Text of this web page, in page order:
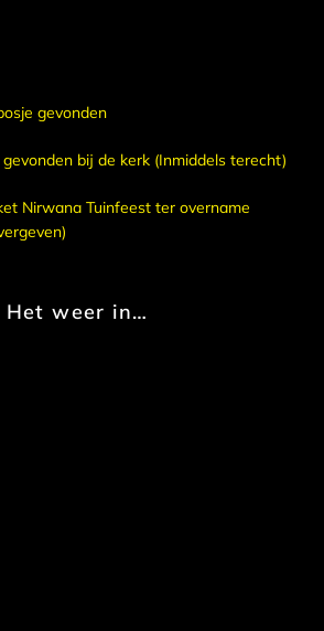
Een – oud – sleutelbosje gevonden
bij de kerk (Inmiddels terecht)
Nirwana Tuinfeest ter overname
Het weer in…